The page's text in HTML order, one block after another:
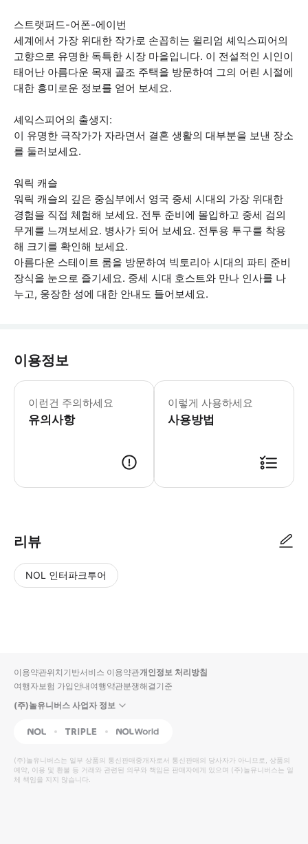
스트랫퍼드-어폰-에이번
세계에서 가장 위대한 작가로 손꼽히는 윌리엄 셰익스피어의
고향으로 유명한 독특한 시장 마을입니다. 이 전설적인 시인이
태어난 아름다운 목재 골조 주택을 방문하여 그의 어린 시절에
대한 흥미로운 정보를 얻어 보세요.
셰익스피어의 출생지:
이 유명한 극작가가 자라면서 결혼 생활의 대부분을 보낸 장소
를 둘러보세요.
워릭 캐슬
워릭 캐슬의 깊은 중심부에서 영국 중세 시대의 가장 위대한
경험을 직접 체험해 보세요. 전투 준비에 몰입하고 중세 검의
무게를 느껴보세요. 병사가 되어 보세요. 전투용 투구를 착용
해 크기를 확인해 보세요.
아름다운 스테이트 룸을 방문하여 빅토리아 시대의 파티 준비
장식을 눈으로 즐기세요. 중세 시대 호스트와 만나 인사를 나
누고, 웅장한 성에 대한 안내도 들어보세요.
이용정보
이런건 주의하세요
유의사항
• 투어 여정 및 순서는 변경될 수 있
이렇게 사용하세요
사용방법
리뷰
NOL 인터파크투어
입니
다.
높
은
순
동
영
상
순
상
이용약관위치기반서비스 이용약관개인정보 처리방침
여행자보험 가입안내여행약관분쟁해결기준
(주)놀유니버스 사업자 정보
NOL Triple Interpark Global
(주)놀유니버스는 일부 상품의 통신판매중개자로서 통신판매의 당사자가 아니므로, 상품의
예약, 이용 및 환불 등 거래와 관련된 의무와 책임은 판매자에게 있으며 (주)놀유니버스는 일
체 책임을 지지 않습니다.